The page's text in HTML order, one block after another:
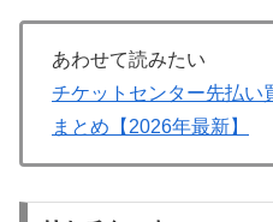
あわせて読みたい
チケットセンター先払い
まとめ【2026年最新】